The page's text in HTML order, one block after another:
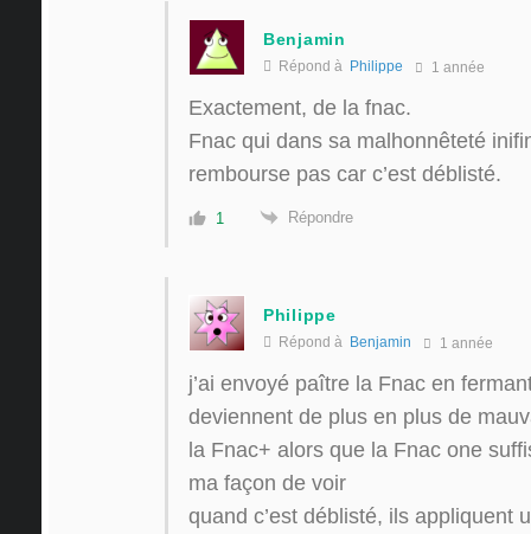
Benjamin
Répond à Philippe 1 année
Exactement, de la fnac.
Fnac qui dans sa malhonnêteté
rembourse pas car c’est déblisté.
1 Répondre
Philippe
Répond à Benjamin 1 année
j’ai envoyé paître la Fnac en
deviennent de plus en plus de
la Fnac+ alors que la Fnac one
ma façon de voir
quand c’est déblisté, ils appliquent